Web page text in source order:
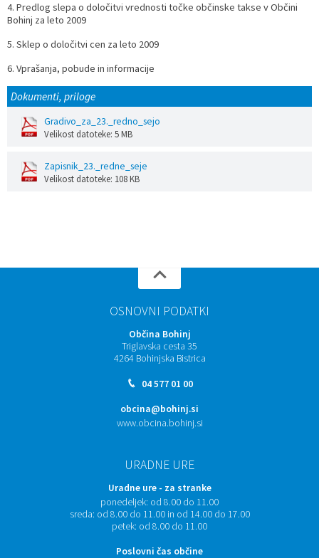
4. Predlog slepa o določitvi vrednosti točke občinske takse v Občini
Bohinj za leto 2009
5. Sklep o določitvi cen za leto 2009
6. Vprašanja, pobude in informacije
Dokumenti, priloge
Gradivo_za_23._redno_sejo
Velikost datoteke: 5 MB
Zapisnik_23._redne_seje
Velikost datoteke: 108 KB
OSNOVNI PODATKI
Občina Bohinj
Triglavska cesta 35
4264 Bohinjska Bistrica
04 577 01 00
obcina@bohinj.si
www.obcina.bohinj.si
URADNE URE
Uradne ure - za stranke
ponedeljek: od 8.00 do 11.00
sreda: od 8.00 do 11.00 in od 14.00 do 17.00
petek: od 8.00 do 11.00
Poslovni čas občine
Prostorski dokumenti
Občinski predpisi
Skupna občinska uprava
Kontakt
Pogosta vprašanja
Lokacije defibrilatorjev
Števec kolesarjev
Hišna in ledinska imena